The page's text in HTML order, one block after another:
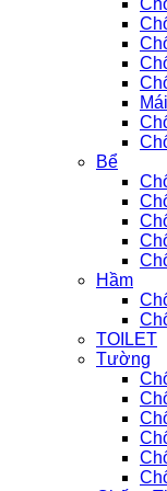
Bể
Hầm
TOILET
Tường